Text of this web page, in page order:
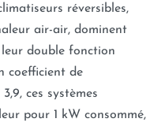
réversibles,
air-air, dominent
double fonction
coefficient de
ces systèmes
pour 1 kW consommé,